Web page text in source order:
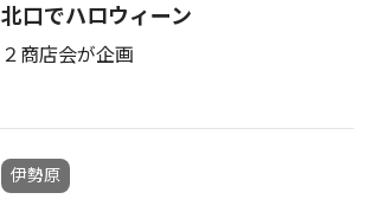
北口でハロウィーン
２商店会が企画
伊勢原